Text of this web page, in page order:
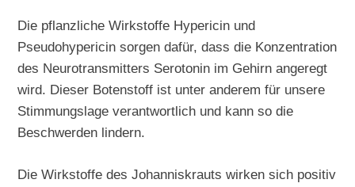
Die pflanzliche Wirkstoffe Hypericin und
Pseudohypericin sorgen dafür, dass die Konzentration
des Neurotransmitters Serotonin im Gehirn angeregt
wird. Dieser Botenstoff ist unter anderem für unsere
Stimmungslage verantwortlich und kann so die
Beschwerden lindern.
Die Wirkstoffe des Johanniskrauts wirken sich positiv